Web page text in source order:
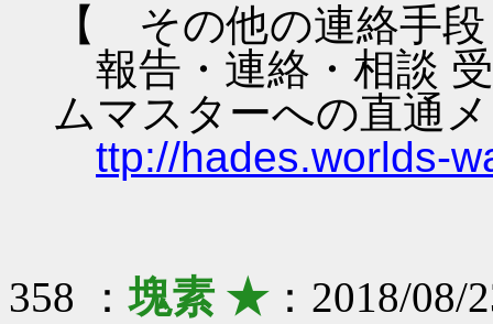
【 その他の連絡手
報告・連絡・相談
ムマスターへの直通
ttp://hades.worlds-
358 ：塊素 ★：2018/08/